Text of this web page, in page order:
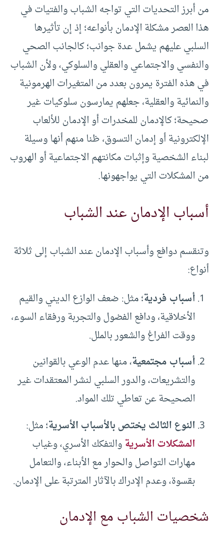
من أبرز التحديات التي تواجه الشباب والفتيات في
هذا العصر مشكلة الإدمان بأنواعه؛ إذ إن تأثيرها
السلبي عليهم يشمل عدة جوانب؛ كالجانب الصحي
والنفسي والاجتماعي والعقلي والسلوكي، ولأن الشباب
في هذه الفترة يمرون بعدد من المتغيرات الهرمونية
والنمائية والعقلية، جعلهم يمارسون سلوكيات غير
صحيحة؛ كالإدمان للمخدرات أو الإدمان للألعاب
الإلكترونية أو إدمان التسوق، ظنا منهم أنها وسيلة
لبناء الشخصية وإثبات مكانتهم الاجتماعية أو الهروب
من المشكلات التي يواجهونها.
أسباب الإدمان عند الشباب
وتنقسم دوافع وأسباب الإدمان عند الشباب إلى ثلاثة
أنواع:
أسباب فردية؛ مثل: ضعف الوازع الديني والقيم
الأخلاقية، ودافع الفضول والتجربة ورفقاء السوء،
ووقت الفراغ والشعور بالملل.
أسباب مجتمعية، منها عدم الوعي بالقوانين
والتشريعات، والدور السلبي لنشر المعتقدات غير
الصحيحة عن تعاطي تلك المواد.
النوع الثالث يختص بالأسباب الأسرية؛ مثل:
المشكلات الأسريةوالتفكك الأسري، وغياب
مهارات التواصل والحوار مع الأبناء، والتعامل
بقسوة، وعدم الإدراك بالآثار المترتبة على الإدمان.
شخصيات الشباب مع الإدمان